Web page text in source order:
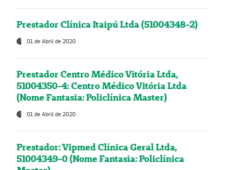
Prestador Clínica Itaipú Ltda (51004348-2)
01 de Abril de 2020
Prestador Centro Médico Vitória Ltda,
51004350-4: Centro Médico Vitória Ltda
(Nome Fantasia: Policlínica Master)
01 de Abril de 2020
Prestador: Vipmed Clínica Geral Ltda,
51004349-0 (Nome Fantasia: Policlínica